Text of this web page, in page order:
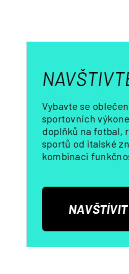
Vybavte se
sportovních
doplňků na fotbal,
sportů od italské
kombinaci